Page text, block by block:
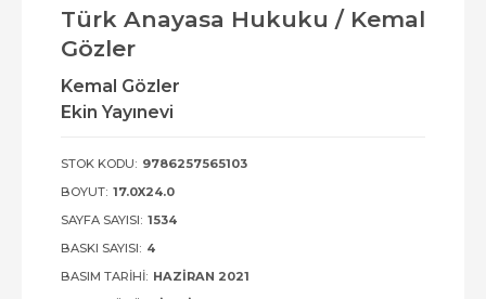
Türk Anayasa Hukuku / Kemal
Gözler
Kemal Gözler
Ekin Yayınevi
STOK KODU: 9786257565103
BOYUT: 17.0X24.0
SAYFA SAYISI: 1534
BASKI SAYISI: 4
BASIM TARIHI: HAZIRAN 2021